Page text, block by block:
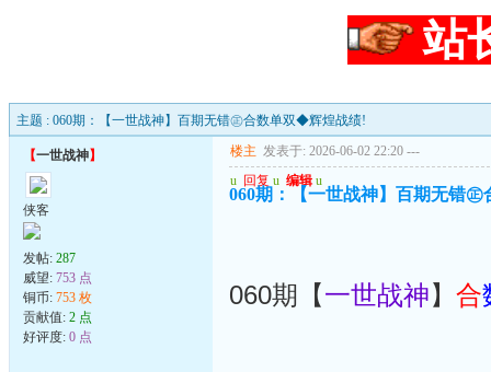
站
主题 : 060期：【一世战神】百期无错㊣合数单双◆辉煌战绩!
【一世战神】
侠客
发帖: 287
威望: 753 点
铜币: 753 枚
贡献值: 2 点
好评度: 0 点
楼主 发表于: 2026-06-02 22:20 ---
u 回复 u 编辑 u
060期：【一世战神】百期无错
060期【一世战神】 合